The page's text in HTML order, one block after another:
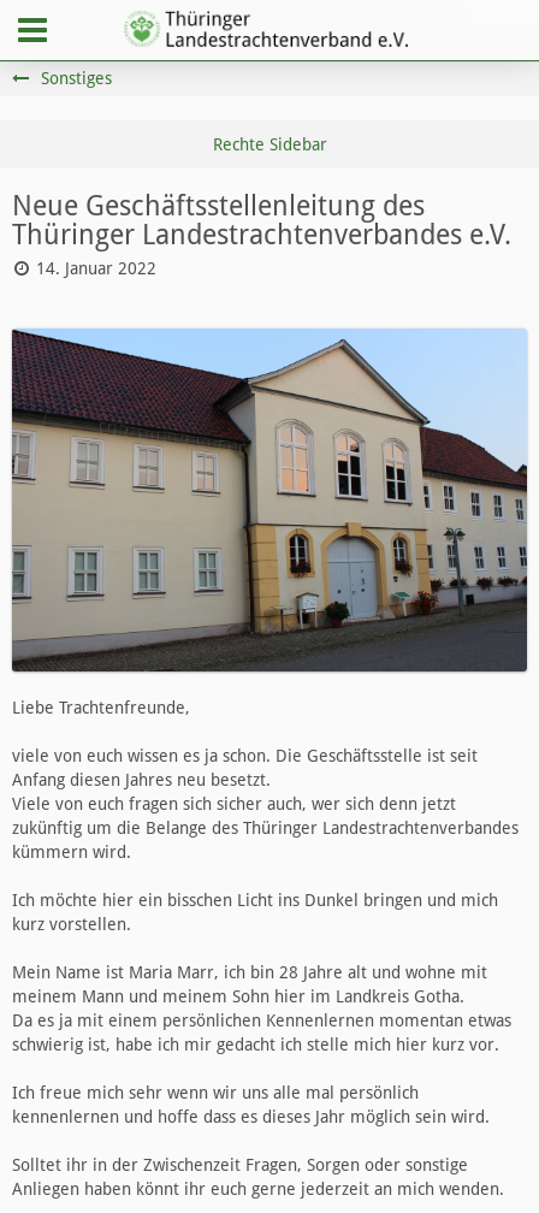
Sonstiges
Neue Geschäftsstellenleitung des
Thüringer Landestrachtenverbandes e.V.
14. Januar 2022
Liebe Trachtenfreunde,
viele von euch wissen es ja schon. Die Geschäftsstelle ist seit
Anfang diesen Jahres neu besetzt.
Viele von euch fragen sich sicher auch, wer sich denn jetzt
zukünftig um die Belange des Thüringer Landestrachtenverbandes
kümmern wird.
Ich möchte hier ein bisschen Licht ins Dunkel bringen und mich
kurz vorstellen.
Mein Name ist Maria Marr, ich bin 28 Jahre alt und wohne mit
meinem Mann und meinem Sohn hier im Landkreis Gotha.
Da es ja mit einem persönlichen Kennenlernen momentan etwas
schwierig ist, habe ich mir gedacht ich stelle mich hier kurz vor.
Ich freue mich sehr wenn wir uns alle mal persönlich
kennenlernen und hoffe dass es dieses Jahr möglich sein wird.
Solltet ihr in der Zwischenzeit Fragen, Sorgen oder sonstige
Anliegen haben könnt ihr euch gerne jederzeit an mich wenden.